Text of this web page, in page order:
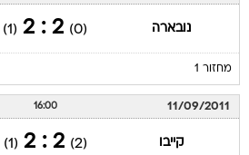
נובארה (0)
2 : 2
(1)
מחזור 1
11/09/2011
16:00
קייבו (2)
2 : 2
(1)